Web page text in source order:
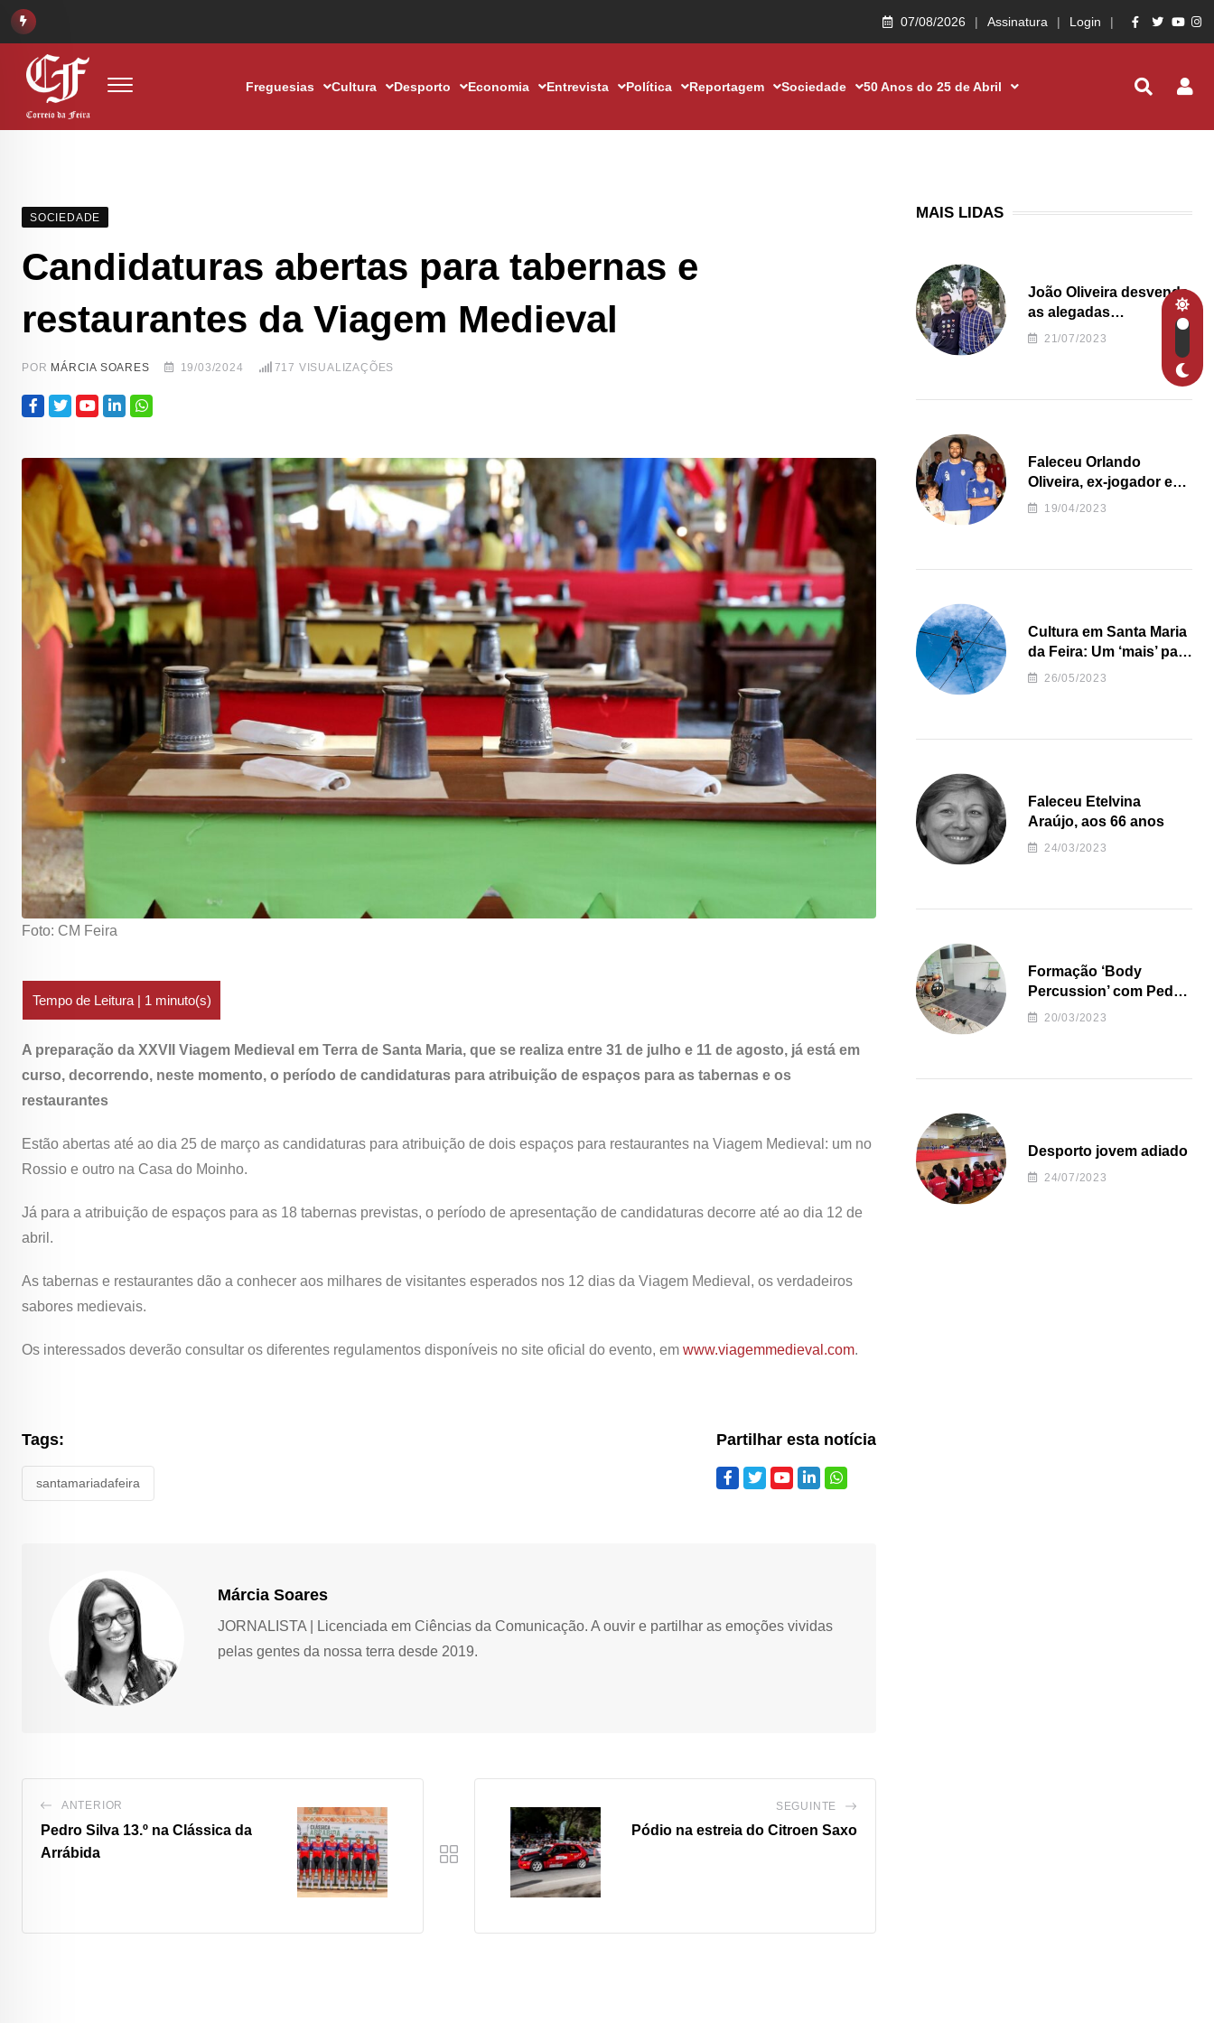
07/08/2026 Assinatura Login
Freguesias Cultura Desporto Economia Entrevista Política Reportagem Sociedade 50 Anos do 25 de Abril
SOCIEDADE
Candidaturas abertas para tabernas e
restaurantes da Viagem Medieval
POR MÁRCIA SOARES 19/03/2024 717 VISUALIZAÇÕES
Foto: CM Feira
A preparação da XXVII Viagem Medieval em Terra de Santa Maria, que se realiza entre 31 de julho e 11 de agosto, já está em
curso, decorrendo, neste momento, o período de candidaturas para atribuição de espaços para as tabernas e os
restaurantes
Estão abertas até ao dia 25 de março as candidaturas para atribuição de dois espaços para restaurantes na Viagem Medieval: um no
Rossio e outro na Casa do Moinho.
Já para a atribuição de espaços para as 18 tabernas previstas, o período de apresentação de candidaturas decorre até ao dia 12 de
abril.
As tabernas e restaurantes dão a conhecer aos milhares de visitantes esperados nos 12 dias da Viagem Medieval, os verdadeiros
sabores medievais.
Os interessados deverão consultar os diferentes regulamentos disponíveis no site oficial do evento, em www.viagemmedieval.com.
Tags:
santamariadafeira
Partilhar esta notícia
Márcia Soares
JORNALISTA | Licenciada em Ciências da Comunicação. A ouvir e partilhar as emoções vividas
pelas gentes da nossa terra desde 2019.
ANTERIOR
Pedro Silva 13.º na Clássica da
Arrábida
SEGUINTE
Pódio na estreia do Citroen Saxo
MAIS LIDAS
João Oliveira desvenda
as alegadas
irregularidades da
Junta de Freguesia S.
21/07/2023
Faleceu Orlando
Oliveira, ex-jogador e
treinador da formação
19/04/2023
Cultura em Santa Maria
da Feira: Um ‘mais’ para
o Concelho
26/05/2023
Faleceu Etelvina
Araújo, aos 66 anos
24/03/2023
Formação ‘Body
Percussion’ com Pedro
Almeida
20/03/2023
Desporto jovem adiado
24/07/2023